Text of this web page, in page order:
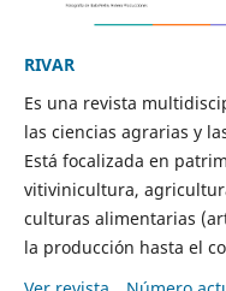
RIVAR
Es una revista
las ciencias agrarias y
Está focalizada en
vitivinicultura,
culturas alimentarias
la producción hasta el